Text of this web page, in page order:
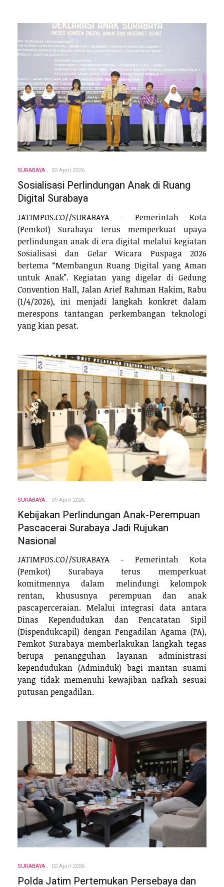
SURABAYA 02 April 2026
Sosialisasi Perlindungan Anak di Ruang
Digital Surabaya
JATIMPOS.CO//SURABAYA - Pemerintah Kota
(Pemkot) Surabaya terus memperkuat upaya
perlindungan anak di era digital melalui kegiatan
Sosialisasi dan Gelar Wicara Puspaga 2026
bertema “Membangun Ruang Digital yang Aman
untuk Anak”. Kegiatan yang digelar di Gedung
Convention Hall, Jalan Arief Rahman Hakim, Rabu
(1/4/2026), ini menjadi langkah konkret dalam
merespons tantangan perkembangan teknologi
yang kian pesat.
SURABAYA 09 April 2026
Kebijakan Perlindungan Anak-Perempuan
Pascacerai Surabaya Jadi Rujukan
Nasional
JATIMPOS.CO//SURABAYA - Pemerintah Kota
(Pemkot) Surabaya terus memperkuat
komitmennya dalam melindungi kelompok
rentan, khususnya perempuan dan anak
pascaperceraian. Melalui integrasi data antara
Dinas Kependudukan dan Pencatatan Sipil
(Dispendukcapil) dengan Pengadilan Agama (PA),
Pemkot Surabaya memberlakukan langkah tegas
berupa penangguhan layanan administrasi
kependudukan (Adminduk) bagi mantan suami
yang tidak memenuhi kewajiban nafkah sesuai
putusan pengadilan.
SURABAYA 02 April 2026
Polda Jatim Pertemukan Persebaya dan